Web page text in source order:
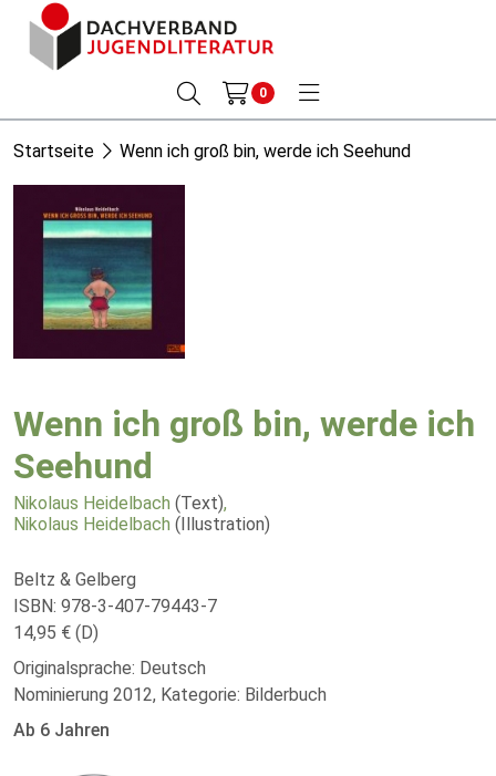
0
Startseite Wenn ich groß bin, werde ich Seehund
Wenn ich groß bin, werde ich
Seehund
Nikolaus Heidelbach (Text),
Nikolaus Heidelbach (Illustration)
Beltz & Gelberg
ISBN: 978-3-407-79443-7
14,95 € (D)
Originalsprache: Deutsch
Nominierung 2012, Kategorie: Bilderbuch
Ab 6 Jahren